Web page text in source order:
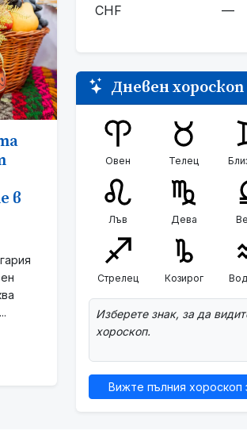
в
CHF —
Дневен хороскоп
Овен Телец
Лъв Дева
Стрелец Козирог
Изберете знак, за да
хороскоп.
Вижте пълния хороскоп